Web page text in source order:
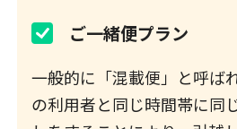
ご一緒便プラン
一般的に「混載便」と呼ば
の利用者と同じ時間帯に同